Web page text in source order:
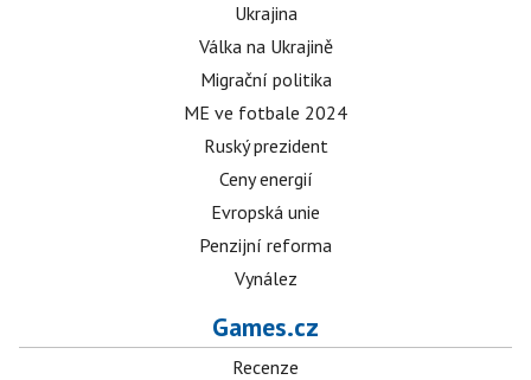
Ukrajina
Válka na Ukrajině
Migrační politika
ME ve fotbale 2024
Ruský prezident
Ceny energií
Evropská unie
Penzijní reforma
Vynález
Games.cz
Recenze